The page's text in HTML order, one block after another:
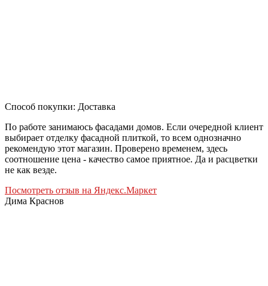
Способ покупки: Доставка
По работе занимаюсь фасадами домов. Если очередной клиент
выбирает отделку фасадной плиткой, то всем однозначно
рекомендую этот магазин. Проверено временем, здесь
соотношение цена - качество самое приятное. Да и расцветки
не как везде.
Посмотреть отзыв на Яндекс.Маркет
Дима Краснов